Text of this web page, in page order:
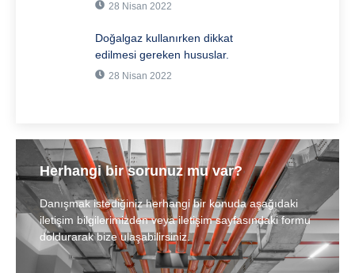
28 Nisan 2022
Doğalgaz kullanırken dikkat
edilmesi gereken hususlar.
28 Nisan 2022
Herhangi bir sorunuz mu var?
Danışmak istediğiniz herhangi bir konuda aşağıdaki
iletişim bilgilerimizden veya iletişim sayfasındaki formu
doldurarak bize ulaşabilirsiniz.